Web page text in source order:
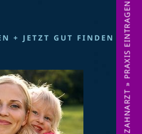
+ JETZT GUT FINDEN ZAHNARZT » PRAXIS EINTRAGEN